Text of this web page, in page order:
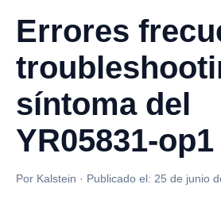
Errores
síntoma del
YR05831-op1
Por Kalstein · Publicado el: 25 de junio